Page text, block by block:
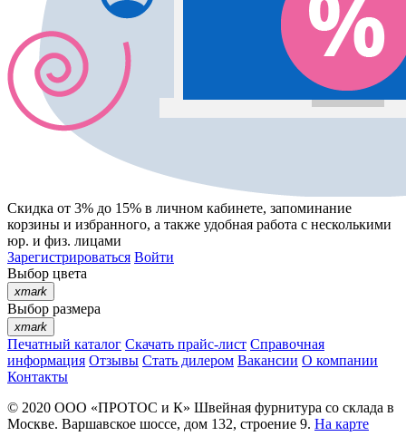
Скидка от 3% до 15% в личном кабинете, запоминание
корзины и избранного, а также удобная работа с несколькими
юр. и физ. лицами
Зарегистрироваться Войти
Выбор цвета
xmark
Выбор размера
xmark
Печатный каталог Скачать прайс-лист Справочная
информация Отзывы Стать дилером Вакансии О компании
Контакты
© 2020 ООО «ПРОТОС и К» Швейная фурнитура со склада в
Москве. Варшавское шоссе, дом 132, строение 9. На карте